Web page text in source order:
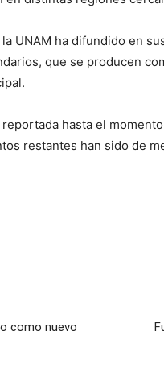
UNAM ha difundido en
que se producen
hasta el
restantes han sido de
como nuevo